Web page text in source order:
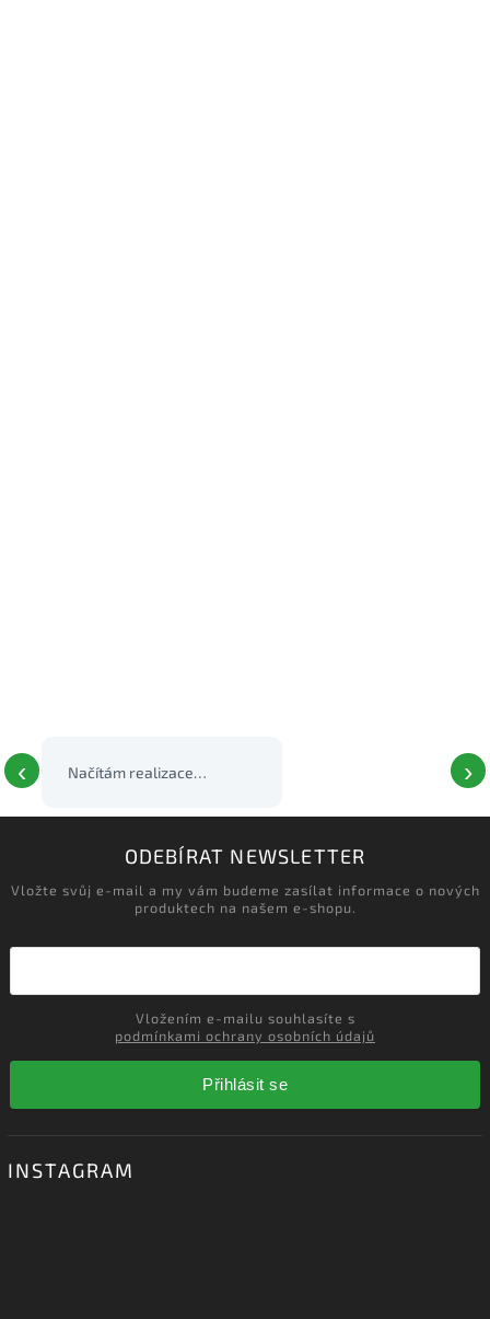
‹ Načítám realizace… ›
ODEBÍRAT NEWSLETTER
Vložte svůj e-mail a my vám budeme zasílat informace o nových
produktech na našem e-shopu.
podmínkami ochrany osobních údajů
Přihlásit se
INSTAGRAM